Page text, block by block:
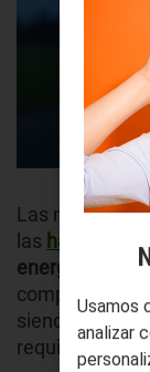
Las más
las halógenas
energético
comparación
siendo
requieren más
Usamos
analizar